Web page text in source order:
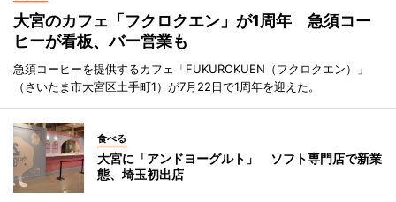
大宮のカフェ「フクロクエン」が1周年 急須コー
ヒーが看板、バー営業も
急須コーヒーを提供するカフェ「FUKUROKUEN（フクロクエン）」
（さいたま市大宮区土手町1）が7月22日で1周年を迎えた。
食べる
大宮に「アンドヨーグルト」 ソフト専門店で新業
態、埼玉初出店